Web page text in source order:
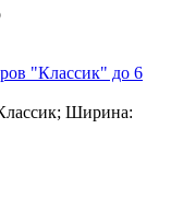
"Классик" до 6
Ширина: